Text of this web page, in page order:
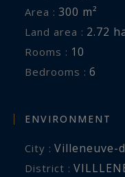
Area : 300 m²
Land area : 2.72
Rooms : 10
Bedrooms : 6
ENVIRONMENT
City : Villeneuve-
District :